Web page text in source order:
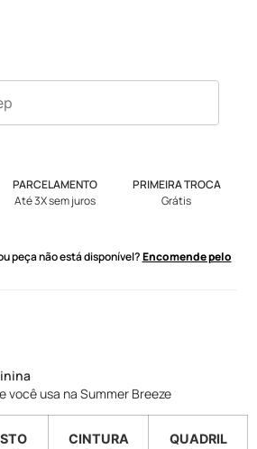
PARCELAMENTO
Até 3X sem juros
PRIMEIRA TROCA
Grátis
peça não está disponível?Encomende pelo
você usa na Summer Breeze
CINTURA
QUADRIL